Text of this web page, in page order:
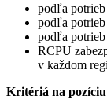
podľa
podľa potrieb
podľa potrieb
RCPU
v každom
Kritériá na